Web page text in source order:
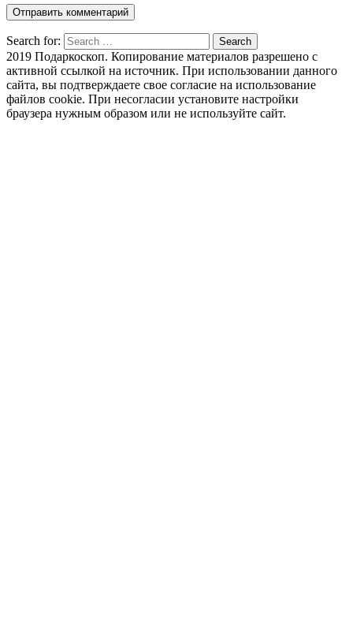
Search for: Search
2019 Подаркоскоп. Копирование материалов разрешено с
активной ссылкой на источник. При использовании данного
сайта, вы подтверждаете свое согласие на использование
файлов cookie. При несогласии установите настройки
браузера нужным образом или не используйте сайт.